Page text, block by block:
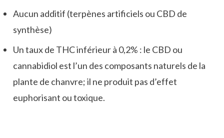
Aucun additif (terpènes artificiels ou CBD de
synthèse)
Un taux de THC inférieur à 0,2% : le CBD ou
cannabidiol est l’un des composants naturels de la
plante de chanvre; il ne produit pas d’effet
euphorisant ou toxique.